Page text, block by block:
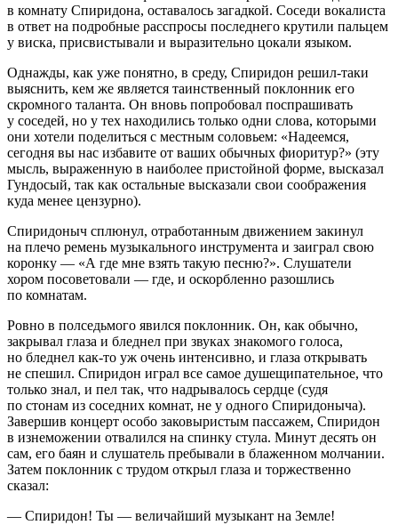
в комнату Спиридона, оставалось загадкой. Соседи вокалиста
в ответ на подробные расспросы последнего крутили пальцем
у виска, присвистывали и выразительно цокали языком.
Однажды, как уже понятно, в среду, Спиридон решил-таки
выяснить, кем же является таинственный поклонник его
скромного таланта. Он вновь попробовал поспрашивать
у соседей, но у тех находились только одни слова, которыми
они хотели поделиться с местным соловьем: «Надеемся,
сегодня вы нас избавите от ваших обычных фиоритур?» (эту
мысль, выраженную в наиболее пристойной форме, высказал
Гундосый, так как остальные высказали свои соображения
куда менее цензурно).
Спиридоныч сплюнул, отработанным движением закинул
на плечо ремень музыкального инструмента и заиграл свою
коронку — «А где мне взять такую песню?». Слушатели
хором посоветовали — где, и оскорбленно разошлись
по комнатам.
Ровно в полседьмого явился поклонник. Он, как обычно,
закрывал глаза и бледнел при звуках знакомого голоса,
но бледнел как-то уж очень интенсивно, и глаза открывать
не спешил. Спиридон играл все самое душещипательное, что
только знал, и пел так, что надрывалось сердце (судя
по стонам из соседних комнат, не у одного Спиридоныча).
Завершив концерт особо заковыристым пассажем, Спиридон
в изнеможении отвалился на спинку стула. Минут десять он
сам, его баян и слушатель пребывали в блаженном молчании.
Затем поклонник с трудом открыл глаза и торжественно
сказал:
— Спиридон! Ты — величайший музыкант на Земле!